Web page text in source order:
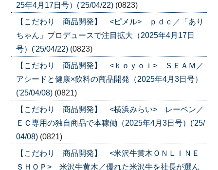
25年4月17日号）('25/04/22) (0823)
【こだわり 商品開発】 <ピメル> ｐｄｃ／「あり
ちゃん」プロデュースで注目拡大（2025年4月17日
号）('25/04/22) (0823)
【こだわり 商品開発】 <ｋｏｙｏｉ> ＳＥＡＭ／
アシードと健康×飲料の商品開発（2025年4月3日号）
('25/04/08) (0821)
【こだわり 商品開発】 <横浜みらい> レーベン／
ＥＣ専用の独自商品で本稼働（2025年4月3日号）('25/
04/08) (0821)
【こだわり 商品開発】 <米沢牛黄木ＯＮＬＩＮＥ
ＳＨＯＰ> 米沢牛黄木／優れた米沢牛を社長が選ん